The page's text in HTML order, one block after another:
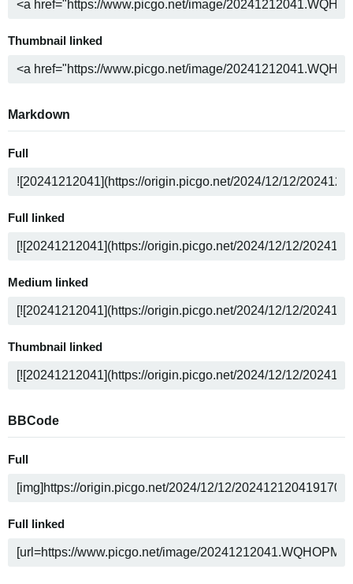
Thumbnail linked
Markdown
Full
Full linked
Medium linked
Thumbnail linked
BBCode
Full
Full linked